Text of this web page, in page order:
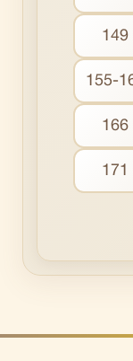
149
155-
166
171